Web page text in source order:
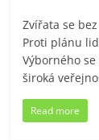
Zvířata se
Proti plánu
Výborného
široká
Read more